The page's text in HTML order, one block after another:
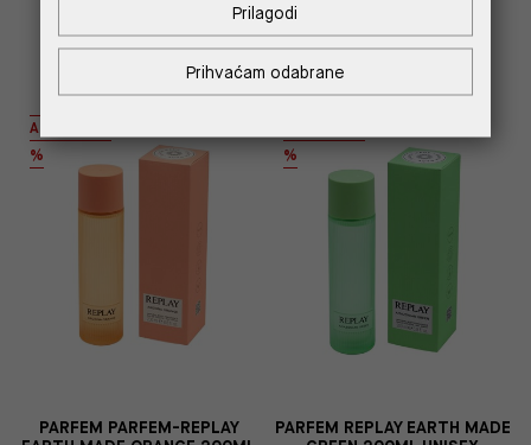
MOŽDA ĆE TI SE SVIDJETI
AUTHENTIC
%
PARFEM PARFEM-REPLAY
%
PARFEM REPLAY EARTH MADE
Prihvaćam odabrane
Prilagodi